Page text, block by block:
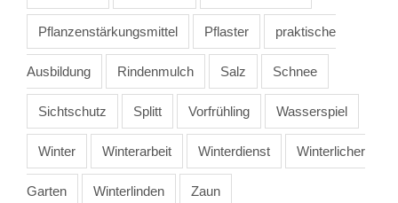
Pflanzenstärkungsmittel Pflaster praktische
Ausbildung Rindenmulch Salz Schnee
Sichtschutz Splitt Vorfrühling Wasserspiel
Winter Winterarbeit Winterdienst Winterlicher
Garten Winterlinden Zaun